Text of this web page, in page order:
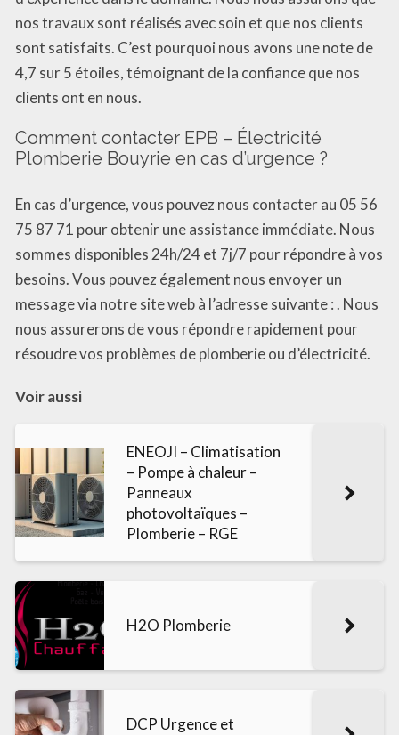
nos travaux sont réalisés avec soin et que nos clients
sont satisfaits. C’est pourquoi nous avons une note de
4,7 sur 5 étoiles, témoignant de la confiance que nos
clients ont en nous.
Comment contacter EPB – Électricité
Plomberie Bouyrie en cas d’urgence ?
En cas d’urgence, vous pouvez nous contacter au 05 56
75 87 71 pour obtenir une assistance immédiate. Nous
sommes disponibles 24h/24 et 7j/7 pour répondre à vos
besoins. Vous pouvez également nous envoyer un
message via notre site web à l’adresse suivante : . Nous
nous assurerons de vous répondre rapidement pour
résoudre vos problèmes de plomberie ou d’électricité.
Voir aussi
ENEOJI – Climatisation
– Pompe à chaleur –
Panneaux
photovoltaïques –
Plomberie – RGE
H2O Plomberie
DCP Urgence et